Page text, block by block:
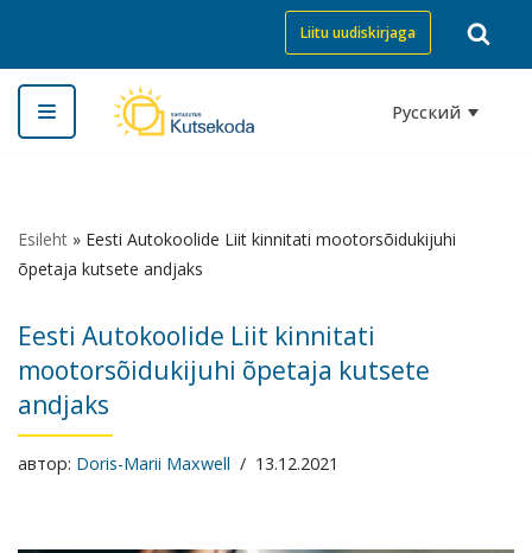
Перейти
к
содержимому
Liitu uudiskirjaga
Русский
Esileht » Eesti Autokoolide Liit kinnitati mootorsõidukijuhi
õpetaja kutsete andjaks
Eesti Autokoolide Liit kinnitati
mootorsõidukijuhi õpetaja kutsete
andjaks
автор: Doris-Marii Maxwell 13.12.2021